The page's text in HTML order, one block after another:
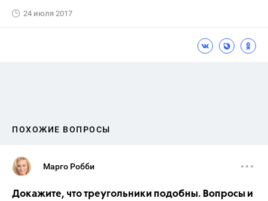
24 июля 2017
ПОХОЖИЕ ВОПРОСЫ
Марго Робби
Докажите, что треугольники подобны. Вопросы и